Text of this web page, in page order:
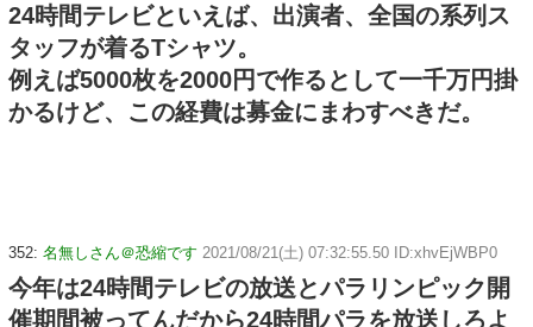
24時間テレビといえば、出演者、全国の系列ス
タッフが着るTシャツ。
例えば5000枚を2000円で作るとして一千万円掛
かるけど、この経費は募金にまわすべきだ。
352: 名無しさん＠恐縮です 2021/08/21(土) 07:32:55.50 ID:xhvEjWBP0
今年は24時間テレビの放送とパラリンピック開
催期間被ってんだから24時間パラを放送しろよ